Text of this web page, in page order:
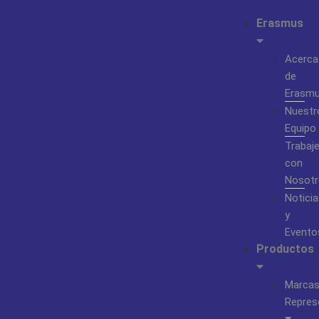
Erasmus
Acerca
de
Equipo
Trabaje
con
y
Productos
Marcas